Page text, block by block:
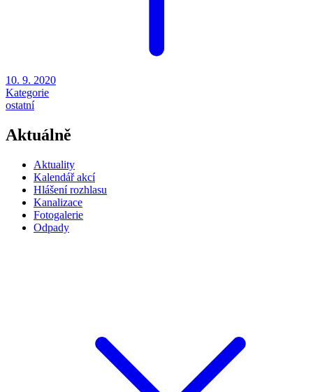
10. 9. 2020
Kategorie
ostatní
Aktuálně
Aktuality
Kalendář akcí
Hlášení rozhlasu
Kanalizace
Fotogalerie
Odpady